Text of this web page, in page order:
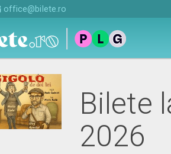
office@bilete.ro
Bilete
2026